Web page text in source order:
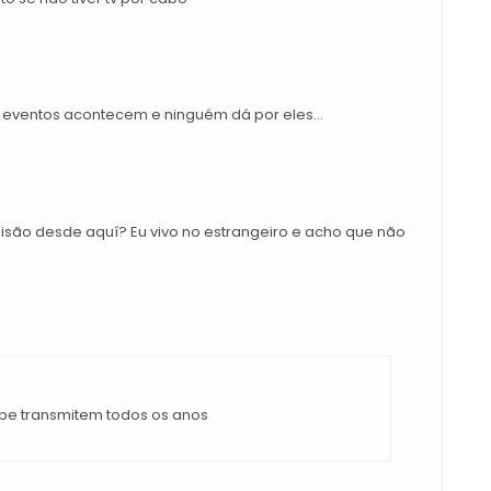
acontecem e ninguém dá por eles...
desde aquí? Eu vivo no estrangeiro e acho que não
transmitem todos os anos